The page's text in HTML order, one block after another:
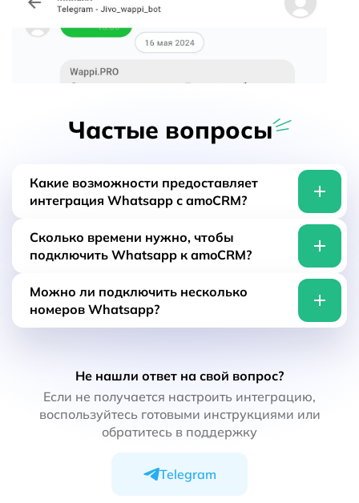
Частые вопросы
Какие возможности предоставляет
интеграция Whatsapp с amoCRM?
Интеграция позволяет отправлять и
принимать сообщения Whatsapp прямо из
Амо, управлять контактами и данными в CRM.
Также вы получите доступ ко всем сервисам
Wappi - агрегатор мессенджеров, чат-боты,
ИИ-ассистент, рассылка сообщений и виджет
Сколько времени нужно, чтобы
подключить Whatsapp к amoCRM?
Подключить Whatsapp к amoCRM можно за 5
минут. Для этого нужно зарегистрироваться в
Wappi и следовать подсказкам. Если вам
техподдержку.
Можно ли подключить несколько
номеров Whatsapp?
Whatsapp и настроить интеграцию с amoCRM.
Не нашли ответ на свой вопрос?
Если не получается настроить интеграцию,
воспользуйтесь готовыми инструкциями или
обратитесь в поддержку
Telegram